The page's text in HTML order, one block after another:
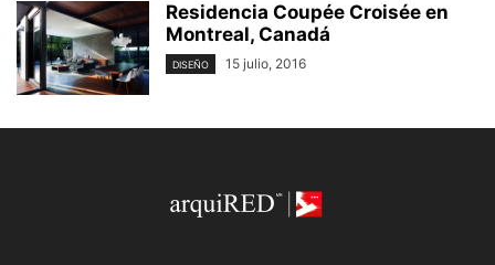
Residencia Coupée Croisée en
Montreal, Canadá
DISEÑO 15 julio, 2016